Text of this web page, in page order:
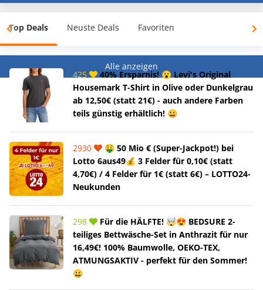
Top Deals Neuste Deals Favoriten
Alle anzeigen
425
40% Ersparnis! 😮 Levi's Original
Housemark T-Shirt in Olive oder Dunkelgrau
ab 12,50€ (statt 21€) - auch andere Farben
teils günstig erhältlich! 😀
2930
🤑 50 Mio € (Super-Jackpot!) bei
Lotto 6aus49💰 3 Felder für 0,10€ (statt
4,70€) / 4 Felder für 1€ (statt 6€) – LOTTO24-
Neukunden
298
Für die HÄLFTE! 🤯😍 BEDSURE 2-
teiliges Bettwäsche-Set in Anthrazit für nur
16,49€! 100% Baumwolle, OEKO-TEX,
ATMUNGSAKTIV - perfekt für den Sommer!
😀